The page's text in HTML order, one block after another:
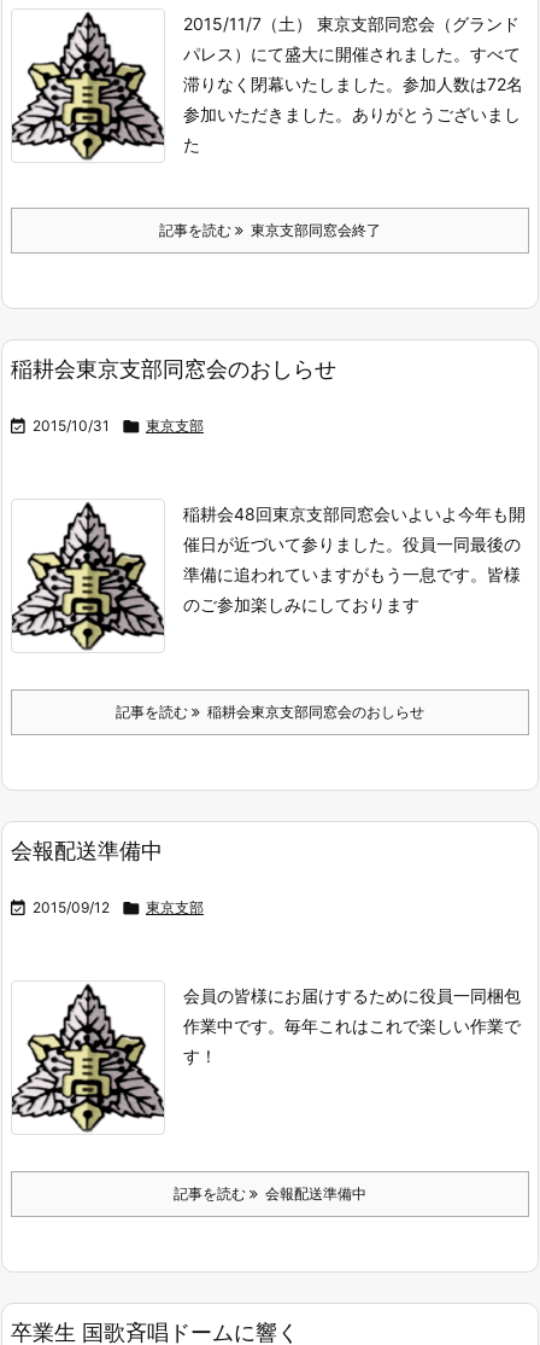
2015/11/7（土） 東京支部同窓会（グランド
パレス）にて盛大に開催されました。 すべて
滞りなく閉幕いたしました。 参加人数は72名
参加いただきました。 ありがとうございまし
た
記事を読む 東京支部同窓会終了
稲耕会東京支部同窓会のおしらせ
 2015/10/31  東京支部
稲耕会48回東京支部同窓会いよいよ今年も開
催日が近づいて参りました。 役員一同最後の
準備に追われていますがもう一息です。 皆様
のご参加楽しみにしております
記事を読む 稲耕会東京支部同窓会のおしらせ
会報配送準備中
 2015/09/12  東京支部
会員の皆様にお届けするために役員一同梱包
作業中です。 毎年これはこれで楽しい作業で
す！
記事を読む 会報配送準備中
卒業生 国歌斉唱ドームに響く